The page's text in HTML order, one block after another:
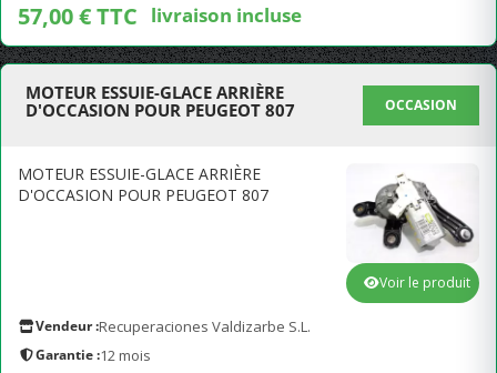
57,00 € TTC livraison incluse
MOTEUR ESSUIE-GLACE ARRIÈRE
D'OCCASION POUR PEUGEOT 807
OCCASION
MOTEUR ESSUIE-GLACE ARRIÈRE
D'OCCASION POUR PEUGEOT 807
Vendeur :Recuperaciones Valdizarbe S.L.
Garantie :12 mois
Voir le produit